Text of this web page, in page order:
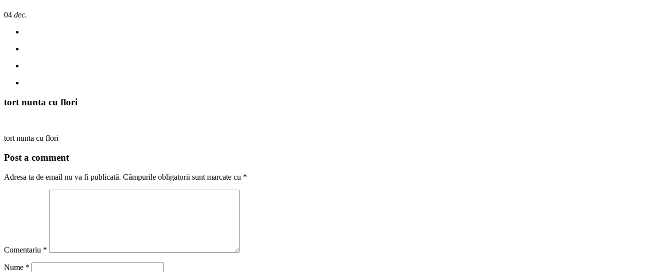
04 dec.
tort nunta cu flori
tort nunta cu flori
Post a comment
Adresa ta de email nu va fi publicată. Câmpurile obligatorii sunt marcate cu *
Comentariu *
Nume *